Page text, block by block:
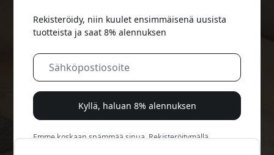
Rekisteröidy, niin kuulet ensimmäisenä uusista
tuotteista ja saat 8% alennuksen
Kyllä, haluan 8% alennuksen
Emme koskaan spämmää sinua. Rekisteröitymällä
Käytä tätä koodia kassalla saadaksesi 8%
alennuksen.